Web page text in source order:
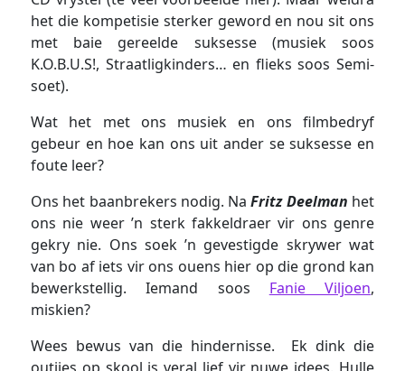
het die kompetisie sterker geword en nou sit ons
met baie gereelde suksesse (musiek soos
K.O.B.U.S!, Straatligkinders… en flieks soos Semi-
soet).
Wat het met ons musiek en ons filmbedryf
gebeur en hoe kan ons uit ander se suksesse en
foute leer?
Ons het baanbrekers nodig. NaFritz Deelman het
ons nie weer ’n sterk fakkeldraer vir ons genre
gekry nie. Ons soek ’n gevestigde skrywer wat
van bo af iets vir ons ouens hier op die grond kan
bewerkstellig. Iemand soos Fanie Viljoen,
miskien?
Wees bewus van die hindernisse. Ek dink die